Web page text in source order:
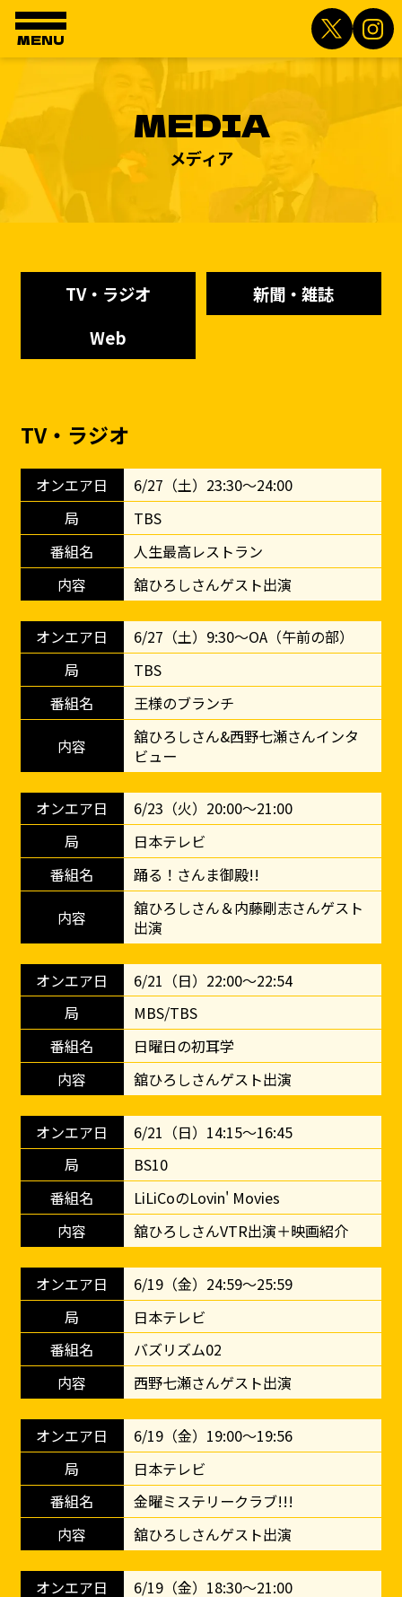
MENU
MEDIA
メディア
TV・ラジオ
新聞・雑誌
Web
TV・ラジオ
6/27（土）23:30〜24:00
TBS
人生最高レストラン
舘ひろしさんゲスト出演
6/27（土）9:30〜OA（午前の部）
TBS
王様のブランチ
舘ひろしさん&西野七瀬さんインタ
ビュー
6/23（火）20:00～21:00
日本テレビ
踊る！さんま御殿!!
舘ひろしさん＆内藤剛志さんゲスト
出演
6/21（日）22:00～22:54
MBS/TBS
日曜日の初耳学
舘ひろしさんゲスト出演
6/21（日）14:15～16:45
BS10
LiLiCoのLovin' Movies
舘ひろしさんVTR出演＋映画紹介
6/19（金）24:59～25:59
日本テレビ
バズリズム02
西野七瀬さんゲスト出演
6/19（金）19:00～19:56
日本テレビ
金曜ミステリークラブ!!!
舘ひろしさんゲスト出演
6/19（金）18:30～21:00